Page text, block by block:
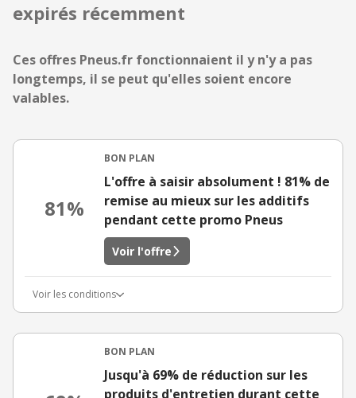
expirés récemment
Ces offres Pneus.fr fonctionnaient il y n'y a pas
longtemps, il se peut qu'elles soient encore
valables.
81%
BON PLAN
L'offre à saisir absolument ! 81% de
remise au mieux sur les additifs
pendant cette promo Pneus
Voir l'offre
Voir les conditions
BON PLAN
Jusqu'à 69% de réduction sur les
produits d'entretien durant cette